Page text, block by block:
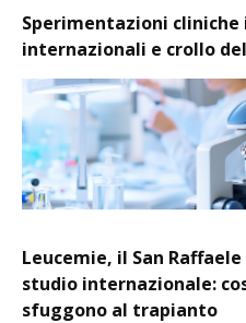
Sperimentazioni
internazionali e crollo
Leucemie, il San
studio internazionale:
sfuggono al trapianto